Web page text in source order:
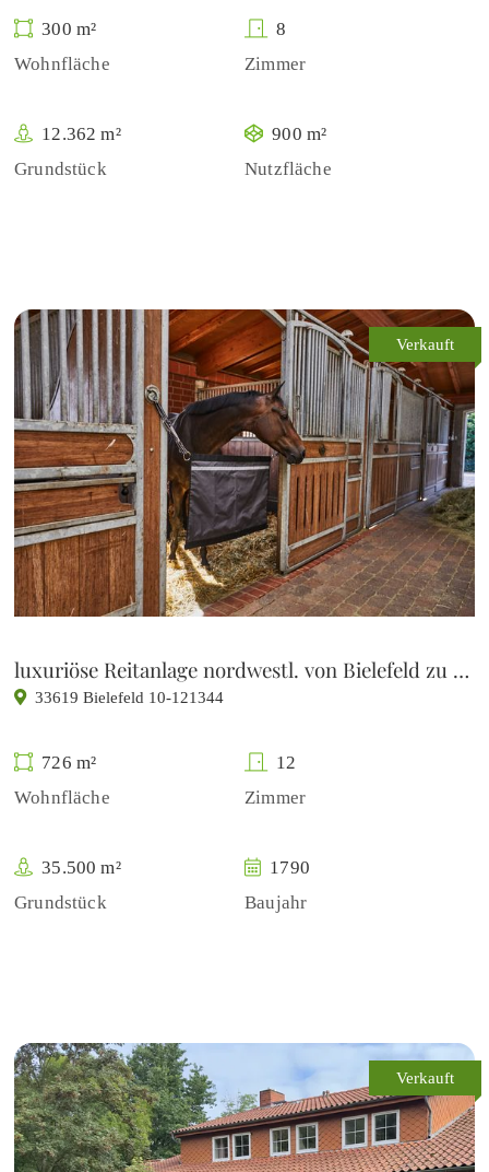
300 m²
Wohnfläche
8
Zimmer
12.362 m²
Grundstück
900 m²
Nutzfläche
Verkauft
luxuriöse Reitanlage nordwestl. von Bielefeld zu verkaufen
33619 Bielefeld 10-121344
726 m²
Wohnfläche
12
Zimmer
35.500 m²
Grundstück
1790
Baujahr
Verkauft